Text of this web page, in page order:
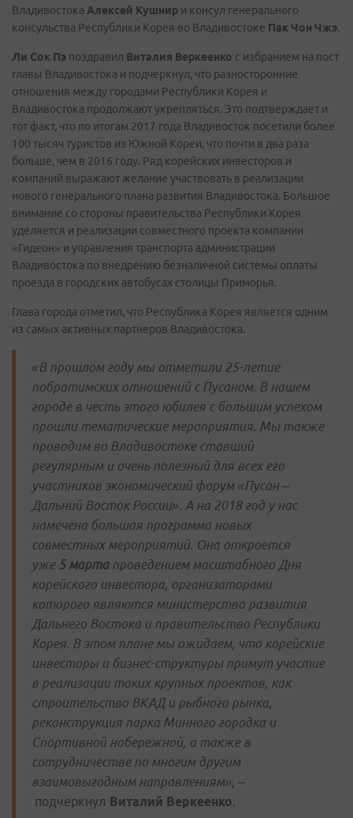
Владивостока Алексей Кушнир и консул генерального
консульства Республики Корея во Владивостоке Пак Чон Чжэ.
Ли Сок Пэ поздравил Виталия Веркеенко с избранием на пост
главы Владивостока и подчеркнул, что разносторонние
отношения между городами Республики Корея и
Владивостока продолжают укрепляться. Это подтверждает и
тот факт, что по итогам 2017 года Владивосток посетили более
100 тысяч туристов из Южной Кореи, что почти в два раза
больше, чем в 2016 году. Ряд корейских инвесторов и
компаний выражают желание участвовать в реализации
нового генерального плана развития Владивостока. Большое
внимание со стороны правительства Республики Корея
уделяется и реализации совместного проекта компании
«Гидеон» и управления транспорта администрации
Владивостока по внедрению безналичной системы оплаты
проезда в городских автобусах столицы Приморья.
Глава города отметил, что Республика Корея является одним
из самых активных партнеров Владивостока.
«В прошлом году мы отметили 25-летие
побратимских отношений с Пусаном. В нашем
городе в честь этого юбилея с большим успехом
прошли тематические мероприятия. Мы также
проводим во Владивостоке ставший
регулярным и очень полезный для всех его
участников экономический форум «Пусан –
Дальний Восток России». А на 2018 год у нас
намечена большая программа новых
совместных мероприятий. Она откроется
уже 5 мартапроведением масштабного Дня
корейского инвестора, организаторами
которого являются министерство развития
Дальнего Востока и правительство Республики
Корея. В этом плане мы ожидаем, что корейские
инвесторы и бизнес-структуры примут участие
в реализации таких крупных проектов, как
строительство ВКАД и рыбного рынка,
реконструкция парка Минного городка и
Спортивной набережной, а также в
сотрудничестве по многим другим
взаимовыгодным направлениям», –
подчеркнул Виталий Веркеенко.